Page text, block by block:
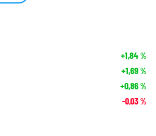
+1,84%
+1,69%
+0,86%
-0,03%